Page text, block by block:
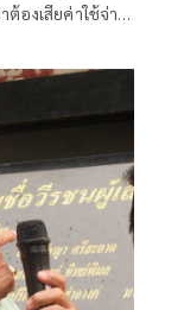
องเสียค่าใช้จ่าย